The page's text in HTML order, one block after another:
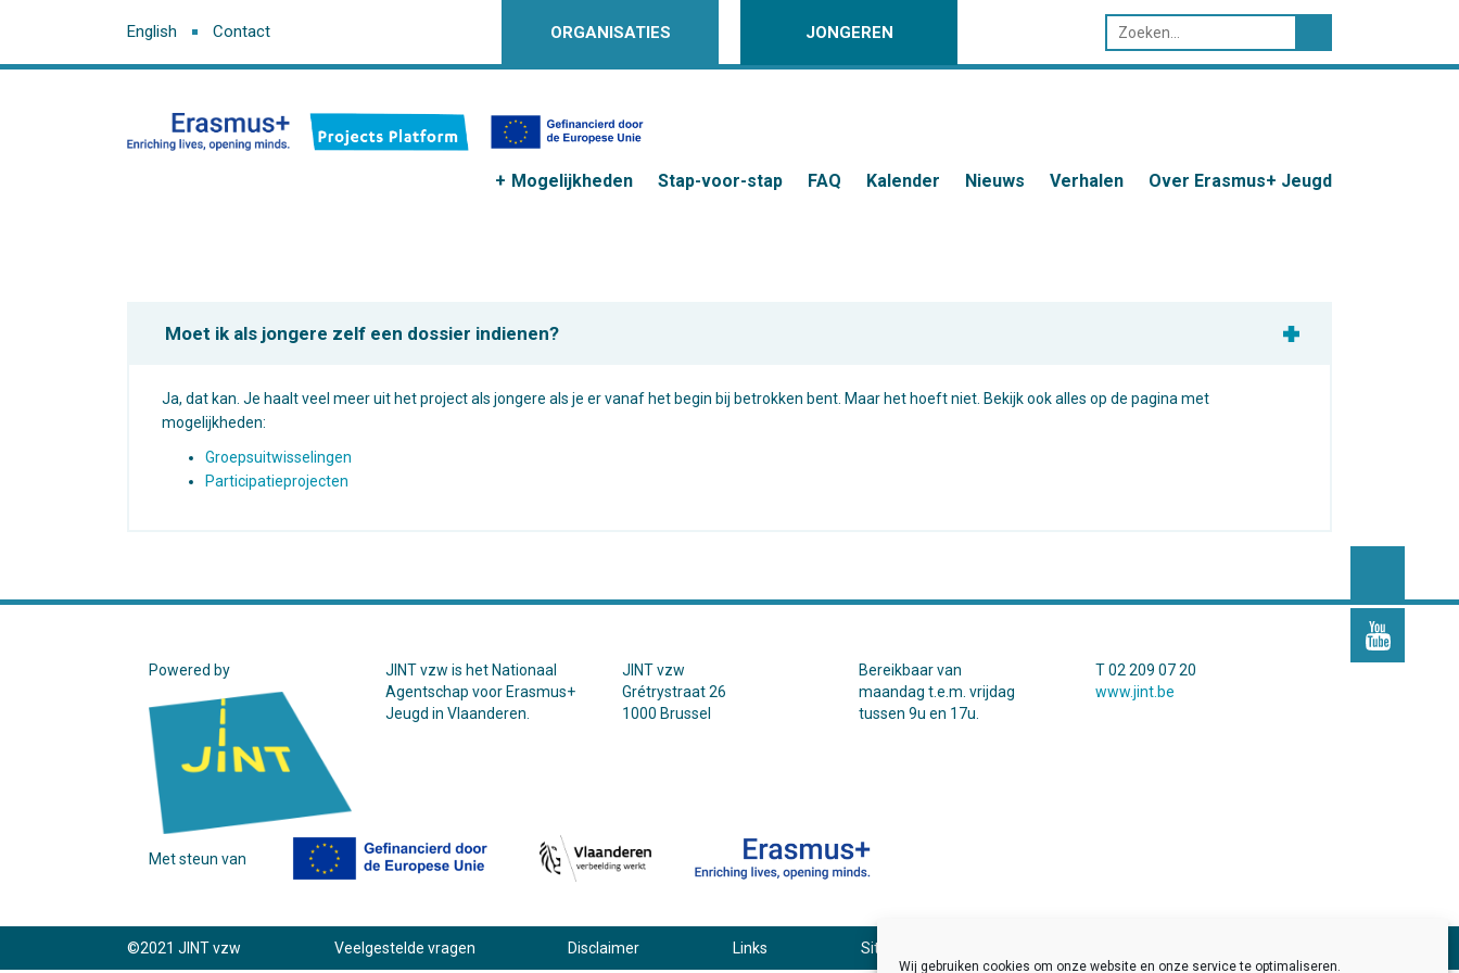
Wij gebruiken cookies om onze website en onze service te optimaliseren.
English Contact ORGANISATIES JONGEREN
Mogelijkheden Stap-voor-stap FAQ Kalender Nieuws Verhalen Over Erasmus+ Jeugd
Moet ik als jongere zelf een dossier indienen?
Ja, dat kan. Je haalt veel meer uit het project als jongere als je er vanaf het begin bij betrokken bent. Maar het hoeft niet. Bekijk ook alles op de pagina met
mogelijkheden:
Groepsuitwisselingen
Participatieprojecten
Powered by
JINT vzw is het Nationaal
Agentschap voor Erasmus+
Jeugd in Vlaanderen.
JINT vzw
Grétrystraat 26
1000 Brussel
Bereikbaar van
maandag t.e.m. vrijdag
tussen 9u en 17u.
T 02 209 07 20
www.jint.be
Met steun van
©2021 JINT vzw Veelgestelde vragen Disclaimer Links Sitemap